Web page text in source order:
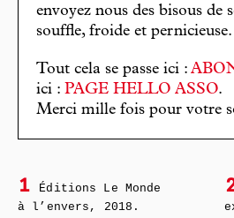
envoyez nous des bisous de
souffle, froide et pernicieuse.
Tout cela se passe ici :
ici : PAGE HELLO ASSO.
Merci mille fois pour votre
1
Éditions Le Monde
à l’envers, 2018.